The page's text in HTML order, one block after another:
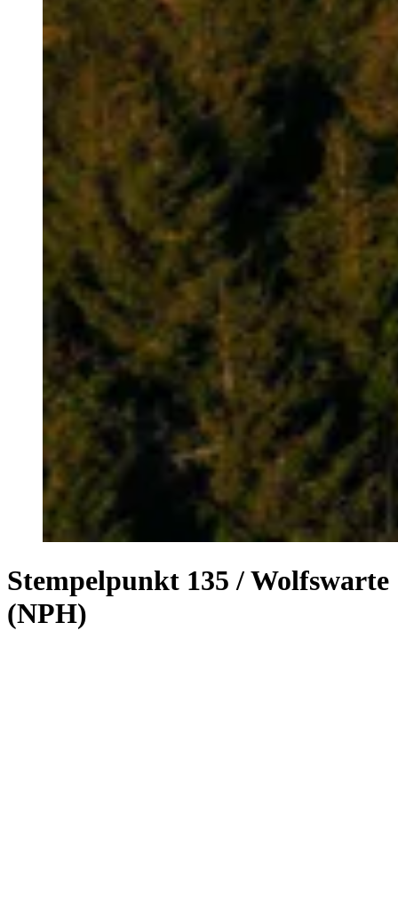
Stempelpunkt 135 / Wolfswarte
(NPH)